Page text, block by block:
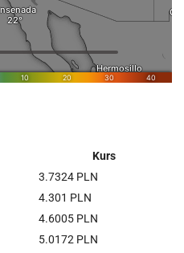
Kurs
3.7324 PLN
4.301 PLN
4.6005 PLN
5.0172 PLN